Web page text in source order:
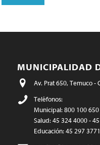
MUNICIPALIDAD
Av. Prat 650, Temuco -
Teléfonos:
Municipal: 800 100 650
Salud: 45 324 4000 -
Educación: 45 297 3771